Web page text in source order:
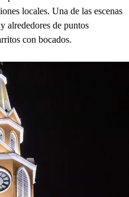
locales. Una de las escenas
alrededores de puntos
con bocados.